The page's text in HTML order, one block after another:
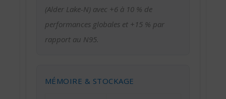
(Alder Lake-N) avec +6 à 10 % de
performances globales et +15 % par
rapport au N95.
MÉMOIRE & STOCKAGE